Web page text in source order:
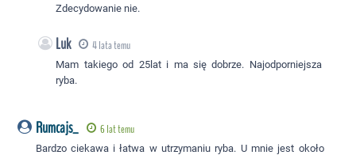
Zdecydowanie nie.
Luk 4 lata temu
Mam takiego od 25lat i ma się dobrze. Najodporniejsza
ryba.
Rumcajs_ 6 lat temu
Bardzo ciekawa i łatwa w utrzymaniu ryba. U mnie jest około